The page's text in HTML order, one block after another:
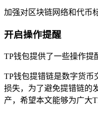
加强对区块链网络和代币
开启操作提醒
TP钱包提供了一些操作提
TP钱包提错链是数字货币
损失，为了避免提错链的
产，希望本文能够为广大